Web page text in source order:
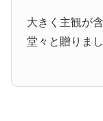
大きく主観が
堂々と贈りまし